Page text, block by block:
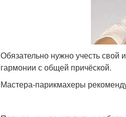
Обязательно нужно учесть свой
гармонии с общей причёской.
Мастера-парикмахеры